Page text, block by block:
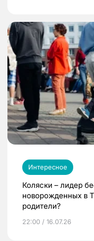
Интересное
Коляски – лидер
новорожденных в
родители?
22:00 / 16.07.26